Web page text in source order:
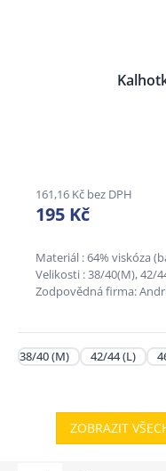
161,16 Kč bez DPH
195 Kč
Materiál : 64% viskóza
Velikosti : 38/40(M), 42/
Zodpovědná firma:
38/40 (M) 42/44 (L)
ZOBRAZIT